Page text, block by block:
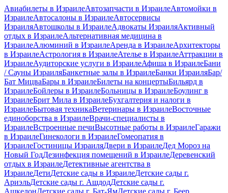
Авиабилеты в ИзраилеАвтозапчасти в ИзраилеАвтомойки в
ИзраилеАвтосалоны в ИзраилеАвтосервисы
ИзраиляАвтошколы в ИзраилеАдвокаты ИзраиляАктивный
отдых в ИзраилеАльтернативная медицина в
ИзраилеАлюминий в ИзраилеАренда в ИзраилеАрхитекторы
в ИзраилеАстрология в ИзраилеАтелье в ИзраилеАттракции в
ИзраилеАудиторские услуги в ИзраилеАфиша в ИзраилеБани
/ Сауны ИзраиляБанкетные залы в ИзраилеБанки ИзраиляБар/
Бат МицваБары в ИзраилеБилеты на концертыБильярд в
ИзраилеБойлеры в ИзраилеБольницы в ИзраилеБоулинг в
ИзраилеБрит Мила в ИзраилеБухгалтерия и налоги в
ИзраилеБытовая техникаВетеринары в ИзраилеВосточные
единоборства в ИзраилеВрачи-специалисты в
ИзраилеВстроенные печиВысотные работы в ИзраилеГаражи
в ИзраилеГинекологи в ИзраилеГомеопатия в
ИзраилеГостиницы ИзраиляДвери в ИзраилеДед Мороз на
Новый ГодДезинфекция помещений в ИзраилеДеревенский
отдых в ИзраилеДетективные агентства в
ИзраилеДетиДетские сады в ИзраилеДетские сады г.
АриэльДетские сады г. АшдодДетские сады г.
АшкелонДетские сады г. Бат-ЯмДетские сады г. Беер